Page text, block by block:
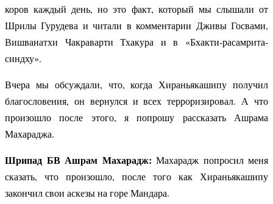
коров каждый день, но это факт, который мы слышали от
Шрилы Гурудева и читали в комментарии Дживы Госвами,
Вишванатхи Чакраварти Тхакура и в «Бхакти-расамрита-
синдху».
Вчера мы обсуждали, что, когда Хираньякашипу получил
благословения, он вернулся и всех терроризировал. А что
произошло после этого, я попрошу рассказать Ашрама
Махараджа.
Шрипад БВ Ашрам Махарадж: Махарадж попросил меня
сказать, что произошло, после того как Хираньякашипу
закончил свои аскезы на горе Мандара.